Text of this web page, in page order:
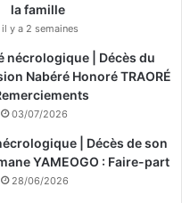
la famille
il y a 2 semaines
nécrologique | Décès du
Nabéré Honoré TRAORÉ
03/07/2026
| Décès de son
YAMEOGO : Faire-part
28/06/2026